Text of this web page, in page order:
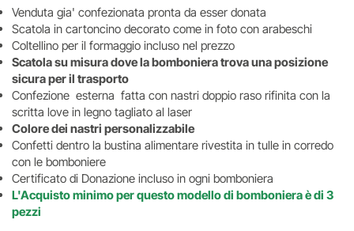
Venduta gia' confezionata pronta da esser donata
Scatola in cartoncino decorato come in foto con arabeschi
Coltellino per il formaggio incluso nel prezzo
Scatola su misura dove la bomboniera trova una posizione
sicura per il trasporto
Confezione esterna fatta con nastri doppio raso rifinita con la
scritta love in legno tagliato al laser
Colore dei nastri personalizzabile
Confetti dentro la bustina alimentare rivestita in tulle in corredo
con le bomboniere
Certificato di Donazione incluso in ogni bomboniera
L'Acquisto minimo per questo modello di bomboniera è di 3
pezzi